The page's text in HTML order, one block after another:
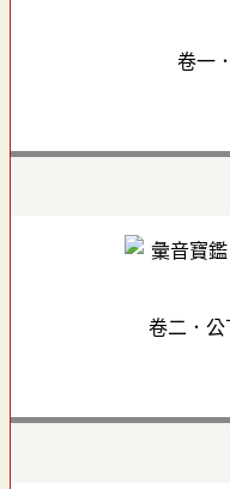
卷一
卷二．公